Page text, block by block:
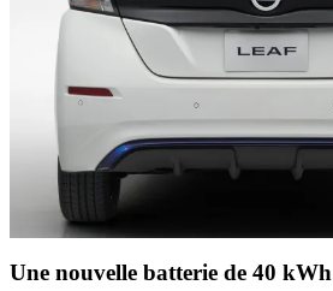
Une nouvelle batterie de 40 kWh